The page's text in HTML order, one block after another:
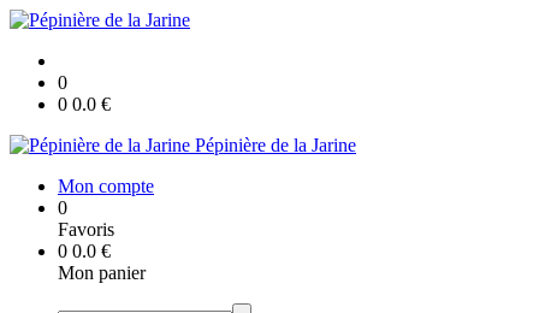
0
0 0.0 €
Pépinière de la Jarine
Mon compte
0
Favoris
0 0.0 €
Mon panier